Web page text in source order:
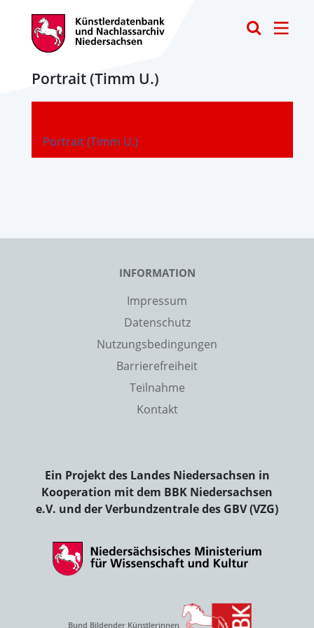
Portrait (Timm U.)
Portrait (Timm U.)
-
INFORMATION
Impressum
Datenschutz
Nutzungsbedingungen
Barrierefreiheit
Teilnahme
Kontakt
Ein Projekt des Landes Niedersachsen in
Kooperation mit dem BBK Niedersachsen
e.V. und der Verbundzentrale des GBV (VZG)
Bund Bildender Künstlerinnen